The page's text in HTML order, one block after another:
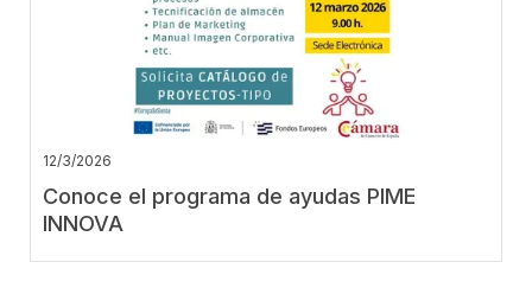
12/3/2026
Conoce el programa de ayudas PIME
INNOVA